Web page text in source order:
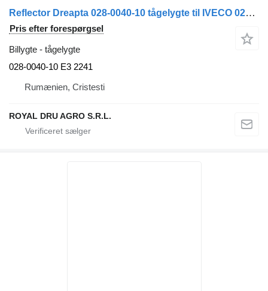
Reflector Dreapta 028-0040-10 tågelygte til IVECO 028 0040 10 (E3) 2241 lastbil
Pris efter forespørgsel
Billygte - tågelygte
028-0040-10 E3 2241
Rumænien, Cristesti
ROYAL DRU AGRO S.R.L.